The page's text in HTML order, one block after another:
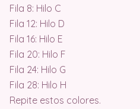
Fila 8: Hilo C
Fila 12: Hilo D
Fila 16: Hilo E
Fila 20: Hilo F
Fila 24: Hilo G
Fila 28: Hilo H
Repite estos colores.